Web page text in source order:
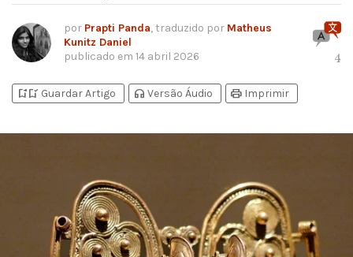
por Prapti Panda, traduzido por Matheus
Kunitz Daniel
publicado em 14 abril 2026 4
bookmark_addbookmark_added Guardar Artigo headphones Versão Áudio print Imprimir